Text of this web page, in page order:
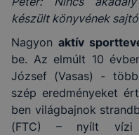
készült könyvének
Nagyon aktív
be. Az elmúlt 10
József (Vasas) -
szép eredményeket
ben világbajnok
(FTC) – nyílt vízi